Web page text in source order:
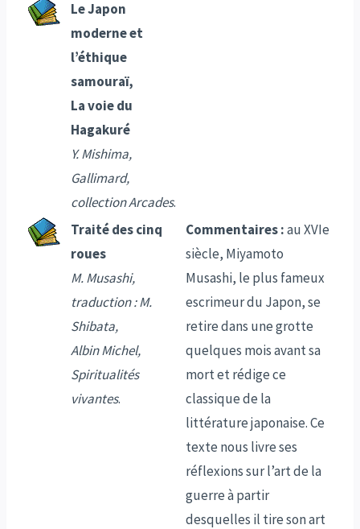
Le Japon
moderne et
l’éthique
samouraï,
La voie du
Hagakuré
Y. Mishima,
Gallimard,
collection Arcades.
Traité des cinq
roues
M. Musashi,
traduction : M.
Shibata,
Albin Michel,
Spiritualités
vivantes.
Commentaires :au XVIe
siècle, Miyamoto
Musashi, le plus fameux
escrimeur du Japon, se
retire dans une grotte
quelques mois avant sa
mort et rédige ce
classique de la
littérature japonaise. Ce
texte nous livre ses
réflexions sur l’art de la
guerre à partir
desquelles il tire son art